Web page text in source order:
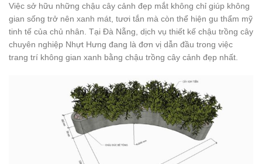
Việc sở hữu những chậu cây cảnh đẹp mắt không chỉ giúp không
gian sống trở nên xanh mát, tươi tắn mà còn thể hiện gu thẩm mỹ
tinh tế của chủ nhân. Tại Đà Nẵng, dịch vụ thiết kế chậu trồng cây
chuyên nghiệp Nhựt Hưng đang là đơn vị dẫn đầu trong việc
trang trí không gian xanh bằng chậu trồng cây cảnh đẹp nhất.